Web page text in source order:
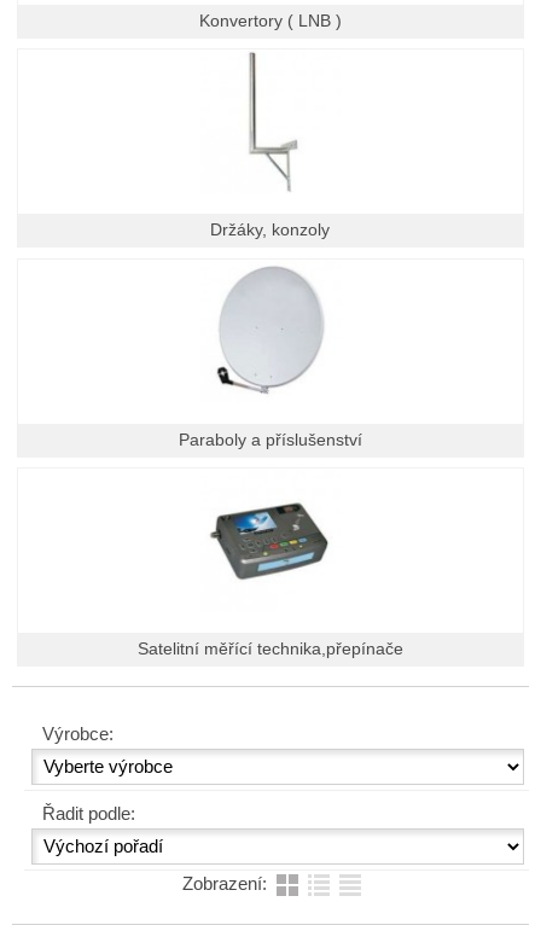
Konvertory ( LNB )
Držáky, konzoly
Paraboly a příslušenství
Satelitní měřící technika,přepínače
Výrobce:
Řadit podle:
Zobrazení: